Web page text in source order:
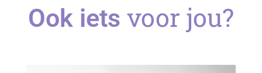
Ook iets voor jou?